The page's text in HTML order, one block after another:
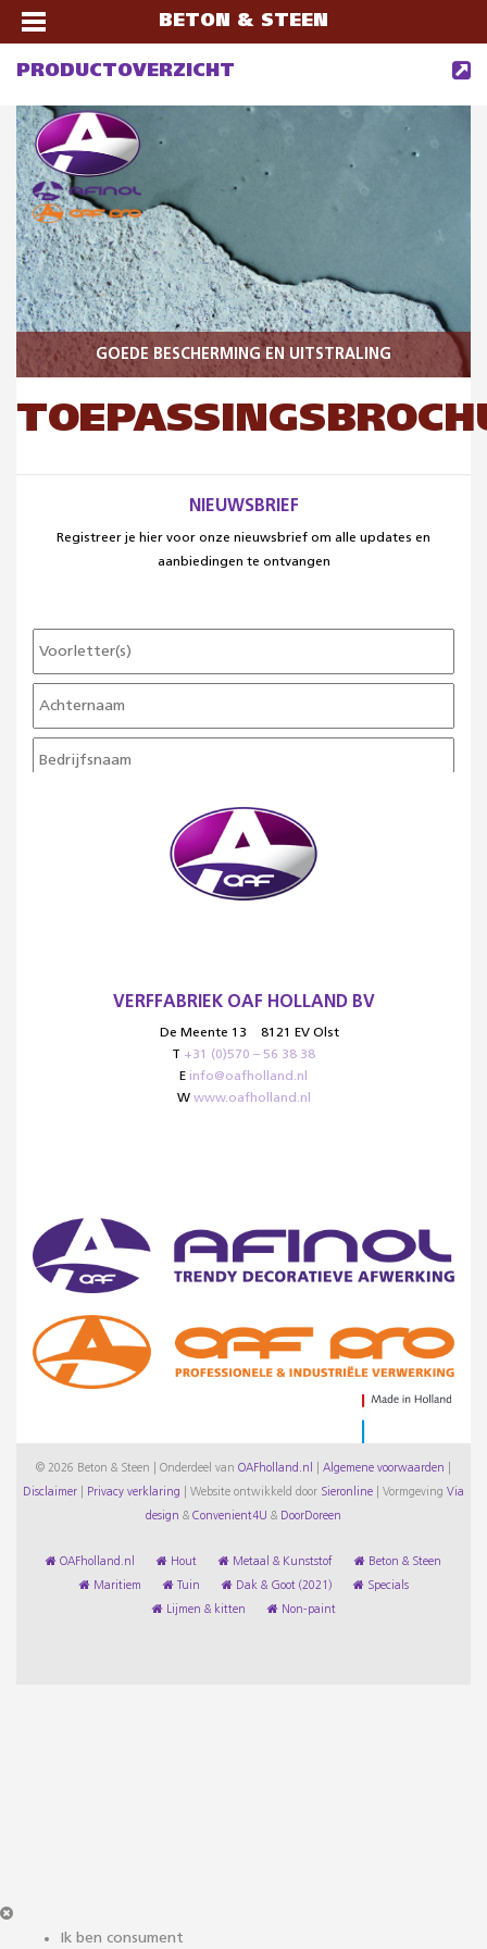
BETON & STEEN
PRODUCTOVERZICHT
GOEDE BESCHERMING EN UITSTRALING
NIEUWSBRIEF
Registreer je hier voor onze nieuwsbrief om alle updates en
aanbiedingen te ontvangen
VERFFABRIEK OAF HOLLAND BV
De Meente 13
8121 EV Olst
T +31 (0)570 – 56 38 38
E info@oafholland.nl
W www.oafholland.nl
© 2026 Beton & Steen | Onderdeel van OAFholland.nl Algemene voorwaarden
Disclaimer Privacy verklaring Website ontwikkeld door Sieronline Vormgeving Via
design & Convenient4U & DoorDoreen
OAFholland.nl Hout Metaal & Kunststof Beton & Steen
Maritiem Tuin Dak & Goot (2021) Specials
Lijmen & kitten Non-paint
Ik ben consument